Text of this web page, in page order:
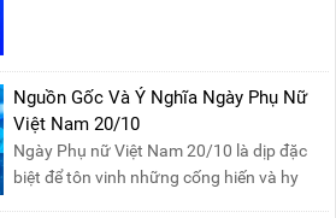
phần quà siêu hấp dẫn và mua sắm
những sản phẩm thang chính hãng với
mức giá không thể tốt hơn!Tham gia
Mega Live, bạn sẽ nhận được gì?...
Nguồn Gốc Và Ý Nghĩa Ngày Phụ Nữ
Việt Nam 20/10
Ngày Phụ nữ Việt Nam 20/10 là dịp đặc
biệt để tôn vinh những cống hiến và hy